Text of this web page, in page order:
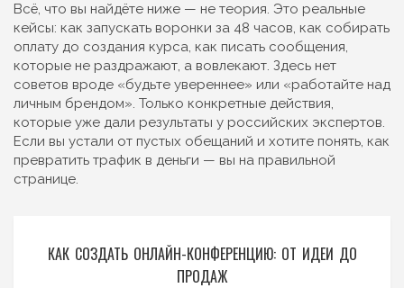
Всё, что вы найдёте ниже — не теория. Это реальные
кейсы: как запускать воронки за 48 часов, как собирать
оплату до создания курса, как писать сообщения,
которые не раздражают, а вовлекают. Здесь нет
советов вроде «будьте увереннее» или «работайте над
личным брендом». Только конкретные действия,
которые уже дали результаты у российских экспертов.
Если вы устали от пустых обещаний и хотите понять, как
превратить трафик в деньги — вы на правильной
странице.
КАК СОЗДАТЬ ОНЛАЙН-КОНФЕРЕНЦИЮ: ОТ ИДЕИ ДО
ПРОДАЖ